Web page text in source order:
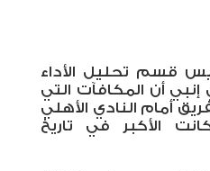
قسم تحليل الأداء
إنبي أن المكافآت التي
أمام النادي الأهلي
الأكبر في تاريخ